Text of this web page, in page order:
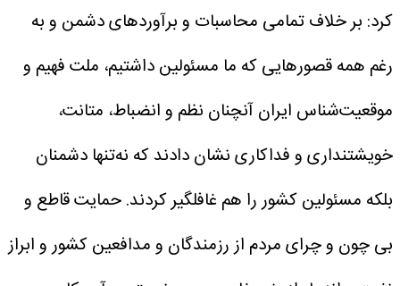
کرد: بر خلاف تمامی محاسبات و برآوردهای دشمن و به
رغم همه قصورهایی که ما مسئولین داشتیم، ملت فهیم و
موقعیت‌شناس ایران آنچنان نظم و انضباط، متانت،
خویشتنداری و فداکاری نشان دادند که نه‌تنها دشمنان
بلکه مسئولین کشور را هم غافلگیر کردند. حمایت قاطع و
بی چون و چرای مردم از رزمندگان و مدافعین کشور و ابراز